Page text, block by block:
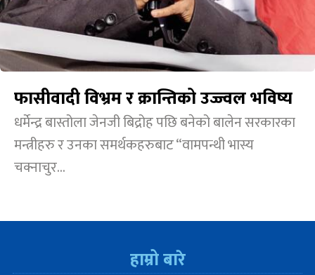
फासीवादी विभ्रम र क्रान्तिको उज्ज्वल भविष्य
धर्मेन्द्र बास्तोला जेनजी बिद्रोह पछि बनेको बालेन सरकारका
मन्त्रीहरु र उनका समर्थकहरुबाट “वामपन्थी भास्य
चक्नाचुर...
हाम्रो बारे